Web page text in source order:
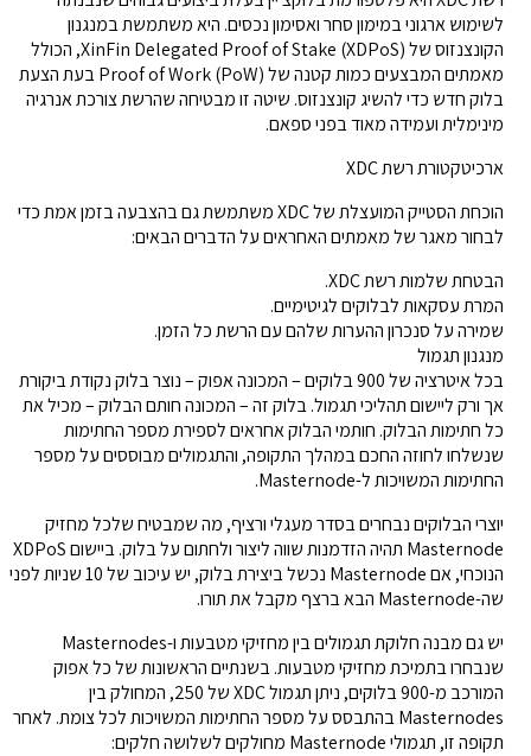
לשימוש ארגוני במימון סחר ואסימון נכסים. היא משתמשת במנגנון
הקונצנזוס של XinFin Delegated Proof of Stake (XDPoS), הכולל
מאמתים המבצעים כמות קטנה של Proof of Work (PoW) בעת הצעת
בלוק חדש כדי להשיג קונצנזוס. שיטה זו מבטיחה שהרשת צורכת אנרגיה
מינימלית ועמידה מאוד בפני ספאם.
ארכיטקטורת רשת XDC
הוכחת הסטייק המועצלת של XDC משתמשת גם בהצבעה בזמן אמת כדי
לבחור מאגר של מאמתים האחראים על הדברים הבאים:
הבטחת שלמות רשת XDC.
המרת עסקאות לבלוקים לגיטימיים.
שמירה על סנכרון ההערות שלהם עם הרשת כל הזמן.
מנגנון תגמול
בכל איטרציה של 900 בלוקים – המכונה אפוק – נוצר בלוק נקודת ביקורת
אך ורק ליישום תהליכי תגמול. בלוק זה – המכונה חותם הבלוק – מכיל את
כל חתימות הבלוק. חותמי הבלוק אחראים לספירת מספר החתימות
שנשלחו לחוזה החכם במהלך התקופה, והתגמולים מבוססים על מספר
החתימות המשויכות ל-Masternode.
יוצרי הבלוקים נבחרים בסדר מעגלי ורציף, מה שמבטיח שלכל מחזיק
Masternode תהיה הזדמנות שווה ליצור ולחתום על בלוק. ביישום XDPoS
הנוכחי, אם Masternode נכשל ביצירת בלוק, יש עיכוב של 10 שניות לפני
שה-Masternode הבא ברצף מקבל את תורו.
יש גם מבנה חלוקת תגמולים בין מחזיקי מטבעות ו-Masternodes
שנבחרו בתמיכת מחזיקי מטבעות. בשנתיים הראשונות של כל אפוק
המורכב מ-900 בלוקים, ניתן תגמול XDC של 250, המחולק בין
Masternodes בהתבסס על מספר החתימות המשויכות לכל צומת. לאחר
תקופה זו, תגמולי Masternode מחולקים לשלושה חלקים: